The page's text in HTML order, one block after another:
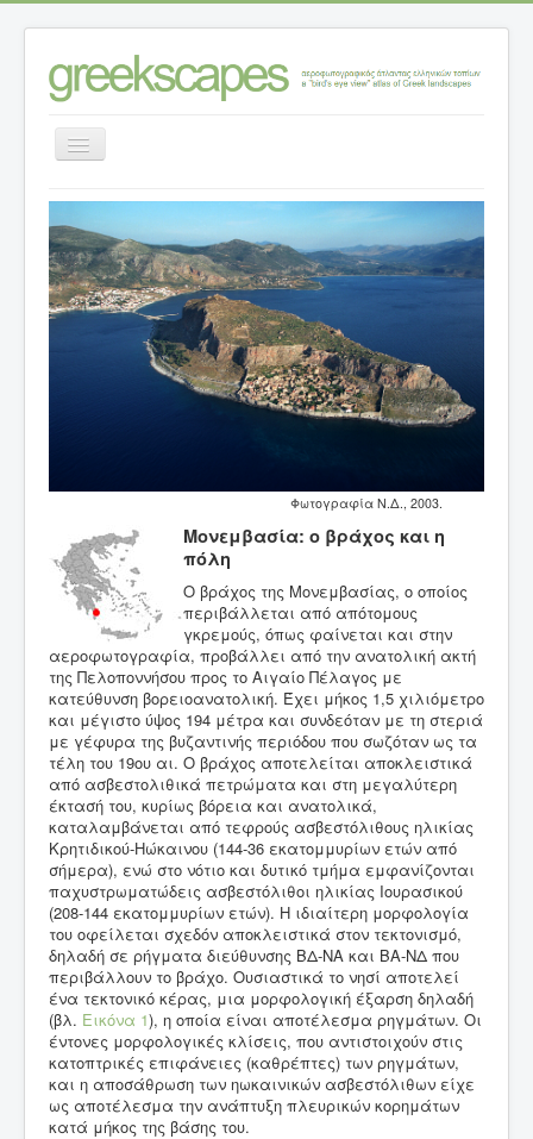
Εναλλαγή
πλοήγησης
Κατηγορίες ανάλυσης τοπίων
Τοπία – θέσεις > Ν. ΛΑΚΩΝΙΑΣ >
Μονεμβασία: ο βράχος και η πόλη
Φωτογραφία Ν.Δ., 2003.
Μονεμβασία: ο βράχος και η
πόλη
Ο βράχος της Μονεμβασίας, ο οποίος
περιβάλλεται από απότομους
γκρεμούς, όπως φαίνεται και στην
αεροφωτογραφία, προβάλλει από την ανατολική ακτή
της Πελοποννήσου προς το Αιγαίο Πέλαγος με
κατεύθυνση βορειοανατολική. Έχει μήκος 1,5 χιλιόμετρο
και μέγιστο ύψος 194 μέτρα και συνδεόταν με τη στεριά
με γέφυρα της βυζαντινής περιόδου που σωζόταν ως τα
τέλη του 19ου αι. Ο βράχος αποτελείται αποκλειστικά
από ασβεστολιθικά πετρώματα και στη μεγαλύτερη
έκτασή του, κυρίως βόρεια και ανατολικά,
καταλαμβάνεται από τεφρούς ασβεστόλιθους ηλικίας
Κρητιδικού-Ηώκαινου (144-36 εκατομμυρίων ετών από
σήμερα), ενώ στο νότιο και δυτικό τμήμα εμφανίζονται
παχυστρωματώδεις ασβεστόλιθοι ηλικίας Ιουρασικού
(208-144 εκατομμυρίων ετών). Η ιδιαίτερη μορφολογία
του οφείλεται σχεδόν αποκλειστικά στον τεκτονισμό,
δηλαδή σε ρήγματα διεύθυνσης ΒΔ-ΝΑ και ΒΑ-ΝΔ που
περιβάλλουν το βράχο. Ουσιαστικά το νησί αποτελεί
ένα τεκτονικό κέρας, μια μορφολογική έξαρση δηλαδή
(βλ. Εικόνα 1), η οποία είναι αποτέλεσμα ρηγμάτων. Οι
έντονες μορφολογικές κλίσεις, που αντιστοιχούν στις
κατοπτρικές επιφάνειες (καθρέπτες) των ρηγμάτων,
και η αποσάθρωση των ηωκαινικών ασβεστόλιθων είχε
ως αποτέλεσμα την ανάπτυξη πλευρικών κορημάτων
κατά μήκος της βάσης του.